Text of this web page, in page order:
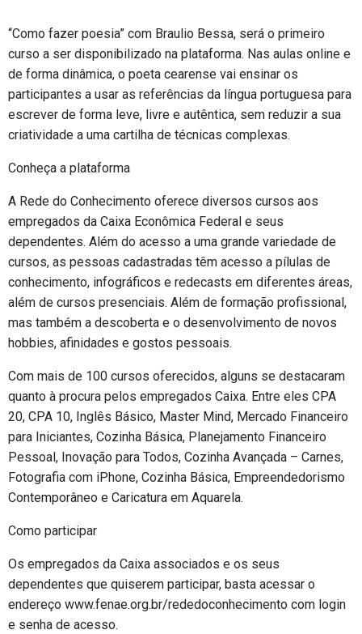
“Como fazer poesia” com Braulio Bessa, será o primeiro
curso a ser disponibilizado na plataforma. Nas aulas online e
de forma dinâmica, o poeta cearense vai ensinar os
participantes a usar as referências da língua portuguesa para
escrever de forma leve, livre e autêntica, sem reduzir a sua
criatividade a uma cartilha de técnicas complexas.
Conheça a plataforma
A Rede do Conhecimento oferece diversos cursos aos
empregados da Caixa Econômica Federal e seus
dependentes. Além do acesso a uma grande variedade de
cursos, as pessoas cadastradas têm acesso a pílulas de
conhecimento, infográficos e redecasts em diferentes áreas,
além de cursos presenciais. Além de formação profissional,
mas também a descoberta e o desenvolvimento de novos
hobbies, afinidades e gostos pessoais.
Com mais de 100 cursos oferecidos, alguns se destacaram
quanto à procura pelos empregados Caixa. Entre eles CPA
20, CPA 10, Inglês Básico, Master Mind, Mercado Financeiro
para Iniciantes, Cozinha Básica, Planejamento Financeiro
Pessoal, Inovação para Todos, Cozinha Avançada – Carnes,
Fotografia com iPhone, Cozinha Básica, Empreendedorismo
Contemporâneo e Caricatura em Aquarela.
Como participar
Os empregados da Caixa associados e os seus
dependentes que quiserem participar, basta acessar o
endereço www.fenae.org.br/rededoconhecimento com login
e senha de acesso.